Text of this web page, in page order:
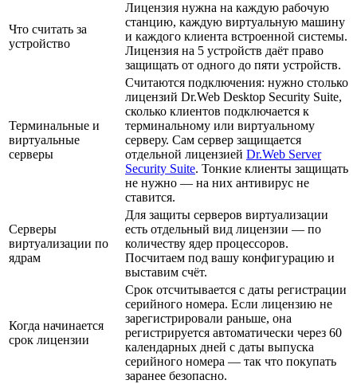
Что считать за
устройство
Лицензия нужна на каждую рабочую
станцию, каждую виртуальную машину
и каждого клиента встроенной системы.
Лицензия на 5 устройств даёт право
защищать от одного до пяти устройств.
Терминальные и
виртуальные
серверы
Считаются подключения: нужно столько
лицензий Dr.Web Desktop Security Suite,
сколько клиентов подключается к
терминальному или виртуальному
серверу. Сам сервер защищается
отдельной лицензией Dr.Web Server
Security Suite. Тонкие клиенты защищать
не нужно — на них антивирус не
ставится.
Серверы
виртуализации по
ядрам
Для защиты серверов виртуализации
есть отдельный вид лицензии — по
количеству ядер процессоров.
Посчитаем под вашу конфигурацию и
выставим счёт.
Когда начинается
срок лицензии
Срок отсчитывается с даты регистрации
серийного номера. Если лицензию не
зарегистрировали раньше, она
регистрируется автоматически через 60
календарных дней с даты выпуска
серийного номера — так что покупать
заранее безопасно.